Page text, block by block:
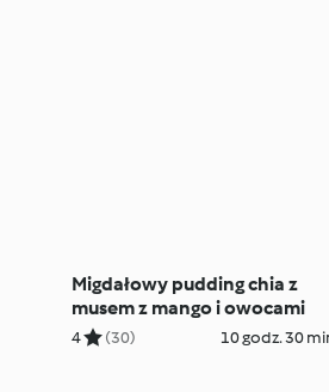
Migdałowy pudding chia z
musem z mango i owocami
4 (30) 10 godz. 30